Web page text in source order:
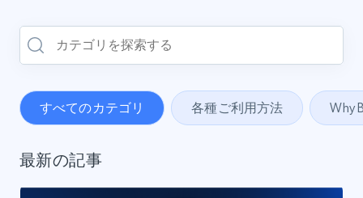
すべてのカテゴリ 各種ご利用方法 Why
最新の記事